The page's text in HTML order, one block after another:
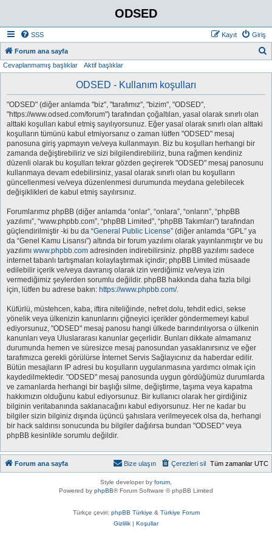
ODSED
SSS Giriş
Kayıt
Forum ana sayfa
Cevaplanmamış başlıklar Aktif başlıklar
ODSED - Kullanım koşulları
"ODSED" (diğer anlamda "biz", "tarafımız", "bizim", "ODSED",
"https://www.odsed.com/forum") tarafından çoğaltılan, yasal olarak sınırlı olan
alttaki koşulları kabul etmiş sayılıyorsunuz. Eğer yasal olarak sınırlı olan alttaki
koşulların tümünü kabul etmiyorsanız o zaman lütfen "ODSED" mesaj
panosuna giriş yapmayın ve/veya kullanmayın. Biz bu koşulları herhangi bir
zamanda değiştirebiliriz ve sizi bilgilendirebiliriz, buna rağmen kendiniz
düzenli olarak bu koşulları tekrar gözden geçirerek "ODSED" mesaj panosunu
kullanmaya devam edebilirsiniz, yasal olarak sınırlı olan bu koşulların
güncellenmesi ve/veya düzenlenmesi durumunda meydana gelebilecek
değişiklikleri de kabul etmiş sayılırsınız.
Forumlarımız phpBB (diğer anlamda “onlar”, “onlara”, “onların”, “phpBB
yazılımı”, “www.phpbb.com”, “phpBB Limited”, “phpBB Takımları”) tarafından
güçlendirilmiştir -ki bu da “General Public License” (diğer anlamda “GPL” ya
da “Genel Kamu Lisansı”) altında bir forum yazılımı olarak yayınlanmıştır ve bu
yazılımı www.phpbb.com adresinden indirebilirsiniz. phpBB yazılımı sadece
internet tabanlı tartışmaları kolaylaştırmak içindir; phpBB Limited müsaade
edilebilir içerik ve/veya davranış olarak izin verdiğimiz ve/veya izin
vermediğimiz şeylerden sorumlu değildir. phpBB hakkında daha fazla bilgi
için, lütfen bu adrese bakın: https://www.phpbb.com/.
Küfürlü, müstehcen, kaba, iftira niteliğinde, nefret dolu, tehdit edici, sekse
yönelik veya ülkenizin kanunlarını çiğneyici içerikler göndermemeyi kabul
ediyorsunuz, "ODSED" mesaj panosu hangi ülkede barındırılıyorsa o ülkenin
kanunları veya Uluslararası kanunlar geçerlidir. Bunları dikkate almamanız
durumunda hemen ve süresizce mesaj panosundan yasaklanırsınız ve eğer
tarafımızca gerekli görülürse İnternet Servis Sağlayıcınız da haberdar edilir.
Bütün mesajların IP adresi bu koşulların uygulanmasına yardımcı olmak için
kaydedilmektedir. "ODSED" mesaj panosunda uygun gördüğümüz durumlarda
ve zamanlarda herhangi bir başlığı silme, değiştirme, taşıma veya kapatma
hakkımızın olduğunu kabul ediyorsunuz. Bir kullanıcı olarak her girdiğiniz
bilginin veritabanında saklanacağını kabul ediyorsunuz. Her ne kadar bu
bilgiler sizin bilginiz dışında üçüncü şahıslara verilmeyecek olsa da, herhangi
bir hack saldırısı sonucunda bu bilgiler dağılırsa bundan "ODSED" veya
phpBB kesinlikle sorumlu değildir.
Forum ana sayfa Tüm zamanlar UTC
Çerezleri sil
Bize ulaşın
Style developer by forum
Powered by phpBB® Forum Software © phpBB Limited
Türkçe çeviri: phpBB Türkiye & Türkiye Forum
Gizlilik | Koşullar